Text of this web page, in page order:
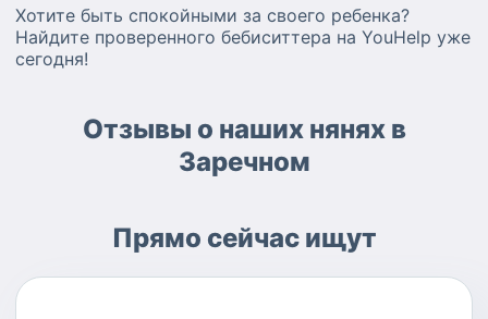
Хотите быть спокойными за своего ребенка?
Найдите проверенного бебиситтера на YouHelp уже
сегодня!
Отзывы о наших нянях в
Заречном
Прямо сейчас ищут